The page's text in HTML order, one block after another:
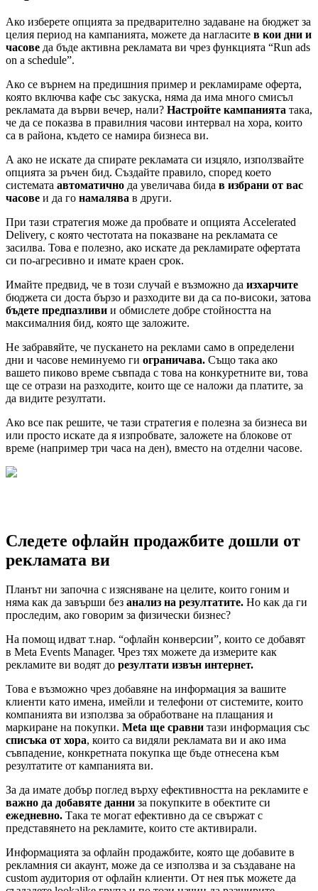
Ако изберете опцията за предварително задаване на бюджет за
целия период на кампанията, можете да нагласите в кои дни и
часове да бъде активна рекламата ви чрез функцията “Run ads
on a schedule”.
Ако се върнем на предишния пример и рекламираме оферта,
която включва кафе със закуска, няма да има много смисъл
рекламата да върви вечер, нали? Настройте кампанията така,
че да се показва в правилния часови интервал на хора, които
са в района, където се намира бизнеса ви.
А ако не искате да спирате рекламата си изцяло, използвайте
опцията за ръчен бид. Създайте правило, според което
системата автоматично да увеличава бида в избрани от вас
часове и да го намалява в други.
При тази стратегия може да пробвате и опцията Accelerated
Delivery, с която честотата на показване на рекламата се
засилва. Това е полезно, ако искате да рекламирате офертата
си по-агресивно и имате краен срок.
Имайте предвид, че в този случай е възможно да изхарчите
бюджета си доста бързо и разходите ви да са по-високи, затова
бъдете предпазливи и обмислете добре стойността на
максималния бид, която ще заложите.
Не забравяйте, че пускането на реклами само в определени
дни и часове неминуемо ги ограничава. Също така ако
вашето пиково време съвпада с това на конкуретните ви, това
ще се отрази на разходите, които ще се наложи да платите, за
да видите резултати.
Ако все пак решите, че тази стратегия е полезна за бизнеса ви
или просто искате да я изпробвате, заложете на блокове от
време (например три часа на ден), вместо на отделни часове.
Следете офлайн продажбите дошли от
рекламата ви
Планът ни започна с изясняване на целите, които гоним и
няма как да завърши без анализ на резултатите. Но как да ги
проследим, ако говорим за физически бизнес?
На помощ идват т.нар. “офлайн конверсии”, които се добавят
в Meta Events Mаnager. Чрез тях можете да измерите как
рекламите ви водят до резултати извън интернет.
Това е възможно чрез добавяне на информация за вашите
клиенти като имена, имейли и телефони от системите, които
компанията ви използва за обработване на плащания и
маркиране на покупки. Meta ще сравни тази информация със
списъка от хора, които са видяли рекламата ви и ако има
съвпадение, конкретната покупка ще бъде отнесена към
резултатите от кампанията ви.
За да имате добър поглед върху ефективността на рекламите е
важно да добавяте данни за покупките в обектите си
ежедневно. Така те могат ефективно да се свържат с
представянето на рекламите, които сте активирали.
Информацията за офлайн продажбите, която ще добавите в
рекламния си акаунт, може да се използва и за създаване на
custom аудитория от офлайн клиенти. От нея пък можете да